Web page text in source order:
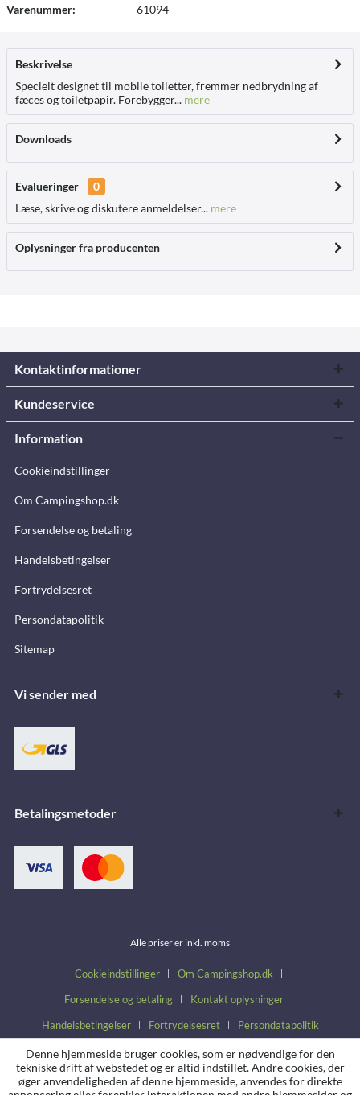
Varenummer: 61094
Beskrivelse
Specielt designet til mobile toiletter, fremmer nedbrydning af
fæces og toiletpapir. Forebygger... mere
Downloads
Evalueringer
0
Læse, skrive og diskutere anmeldelser... mere
Oplysninger fra producenten
Kontaktinformationer
Kundeservice
Information
Cookieindstillinger
Om Campingshop.dk
Forsendelse og betaling
Handelsbetingelser
Fortrydelsesret
Persondatapolitik
Sitemap
Vi sender med
Betalingsmetoder
Alle priser er inkl. moms
Cookieindstillinger
Om Campingshop.dk
Forsendelse og betaling
Kontakt oplysninger
Handelsbetingelser
Fortrydelsesret Persondatapolitik
Denne hjemmeside bruger cookies, som er nødvendige for den
tekniske drift af webstedet og er altid indstillet. Andre cookies, der
øger anvendeligheden af denne hjemmeside, anvendes for direkte